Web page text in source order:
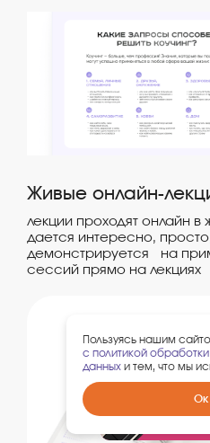
Живые онлайн-
лекции проходят онлайн
дается интересно,
демонстрируется на
сессий прямо на лекциях
Пользуясь нашим
с политикой
данных и тем, что мы
Ок